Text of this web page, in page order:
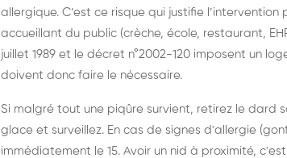
allergique. C’est ce risque qui justifie
accueillant du public (crèche, école, restaurant,
juillet 1989 et le décret n°2002-120 imposent un
doivent donc faire le nécessaire.
Si malgré tout une piqûre survient, retirez le dard
glace et surveillez. En cas de signes d'allergie
immédiatement le 15. Avoir un nid à proximité,